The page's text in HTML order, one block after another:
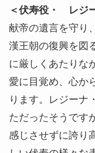
＜伏寿役・ レジ
献帝の遺言を守り
漢王朝の復興を図
に厳しくあたりな
愛に目覚め、心か
ります。レジーナ
ただったそうです
感じさせずに誇り